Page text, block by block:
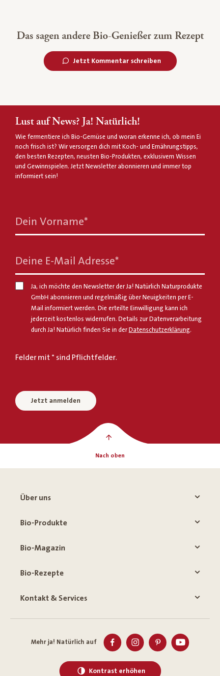
Das sagen andere Bio-Genießer zum Rezept
Jetzt Kommentar schreiben
Lust auf News? Ja! Natürlich!
Wie fermentiere ich Bio-Gemüse und woran erkenne ich, ob mein Ei
noch frisch ist? Wir versorgen dich mit Koch- und Ernährungstipps,
den besten Rezepten, neusten Bio-Produkten, exklusivem Wissen
und Gewinnspielen. Jetzt Newsletter abonnieren und immer top
informiert sein!
Dein Vorname*
Deine E-Mail Adresse*
Ja, ich möchte den Newsletter der Ja! Natürlich Naturprodukte
GmbH abonnieren und regelmäßig über Neuigkeiten per E-
Mail informiert werden. Die erteilte Einwilligung kann ich
jederzeit kostenlos widerrufen. Details zur Datenverarbeitung
durch Ja! Natürlich finden Sie in derDatenschutzerklärung.
Felder mit * sind Pflichtfelder.
Jetzt anmelden
Nach oben
Über uns
Bio-Produkte
Bio-Magazin
Bio-Rezepte
Kontakt & Services
Mehr ja! Natürlich auf
Kontrast erhöhen